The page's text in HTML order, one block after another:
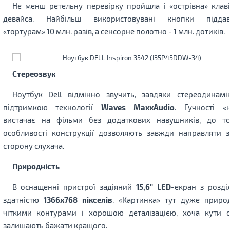
Не менш ретельну перевірку пройшла і «острівна»
девайса. Найбільш використовувані кнопки
«тортурам» 10 млн. разів, а сенсорне полотно - 1 млн. дотиків.
Стереозвук
Ноутбук Dell відмінно звучить, завдяки
підтримкою технології Waves MaxxAudio. Гучності
вистачає на фільми без додаткових навушників, до
особливості конструкції дозволяють завжди направляти
сторону слухача.
Природність
В оснащенні пристрої задіяний 15,6'' LED-екран з
здатністю 1366х768 пікселів. «Картинка» тут дуже
чіткими контурами і хорошою деталізацією, хоча кути
залишають бажати кращого.